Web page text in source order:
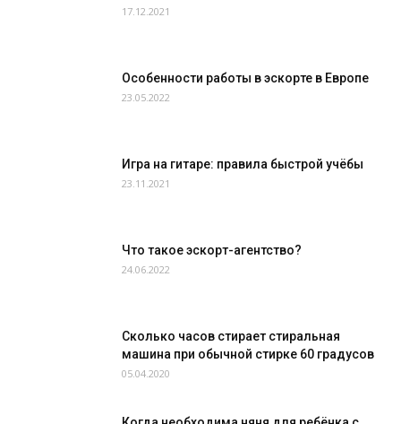
17.12.2021
Особенности работы в эскорте в Европе
23.05.2022
Игра на гитаре: правила быстрой учёбы
23.11.2021
Что такое эскорт-агентство?
24.06.2022
Сколько часов стирает стиральная
машина при обычной стирке 60 градусов
05.04.2020